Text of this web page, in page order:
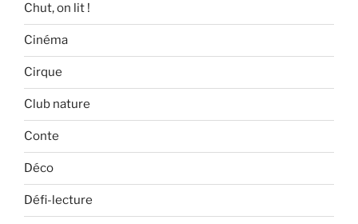
Chut, on lit !
Cinéma
Cirque
Club nature
Conte
Déco
Défi-lecture